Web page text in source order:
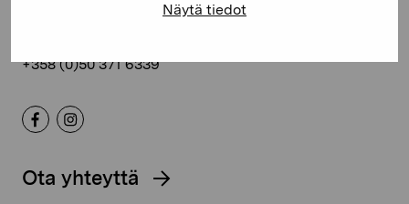
Näytä tiedot
+358 (0)50 371 6339
Ota yhteyttä